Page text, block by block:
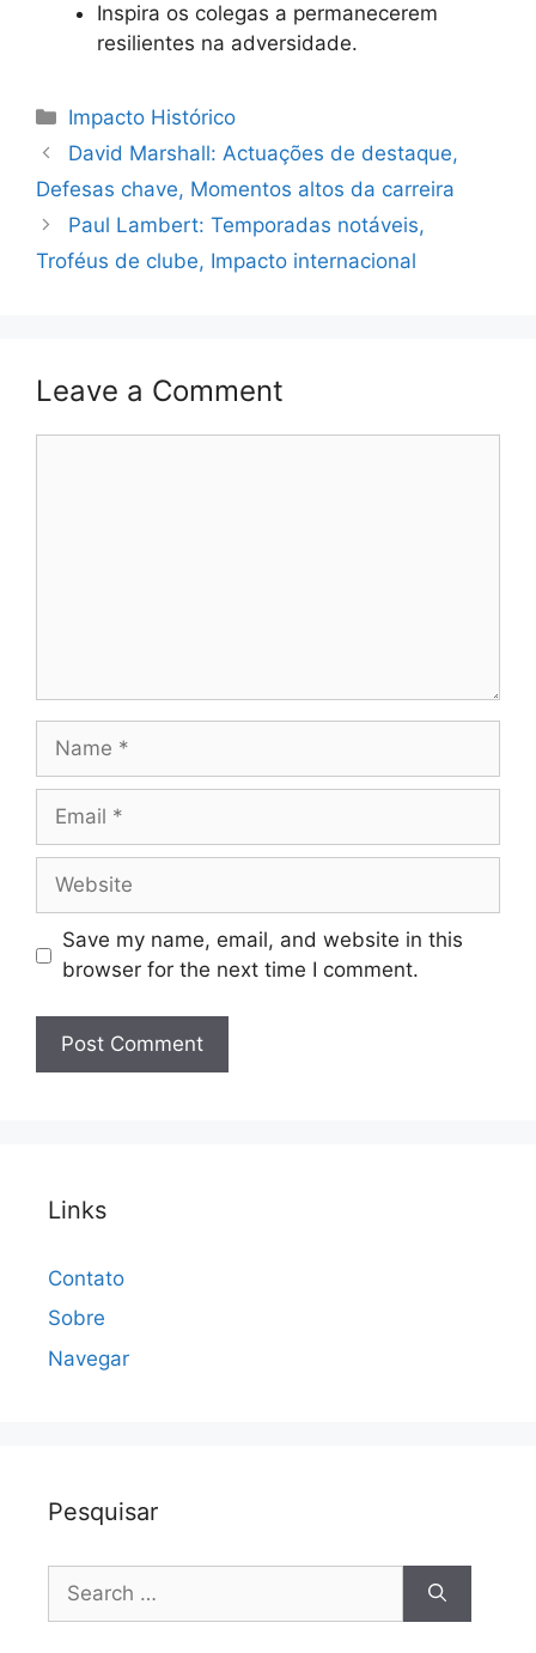
Inspira os colegas a permanecerem
resilientes na adversidade.
Categories
Impacto Histórico
David Marshall: Actuações de destaque,
Defesas chave, Momentos altos da carreira
Paul Lambert: Temporadas notáveis,
Troféus de clube, Impacto internacional
Leave a Comment
Name
Email
Website
Save my name, email, and website in this
browser for the next time I comment.
Links
Contato
Sobre
Navegar
Pesquisar
for: